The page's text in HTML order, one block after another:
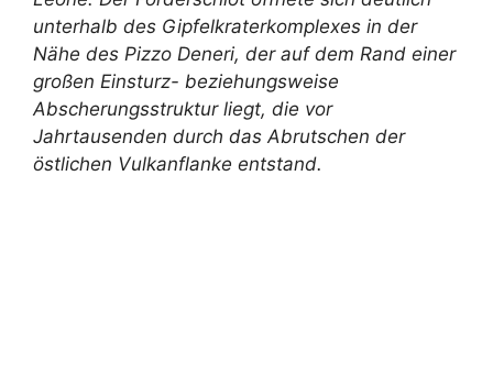
unterhalb des Gipfelkraterkomplexes in der
Nähe des Pizzo Deneri, der auf dem Rand einer
großen Einsturz- beziehungsweise
Abscherungsstruktur liegt, die vor
Jahrtausenden durch das Abrutschen der
östlichen Vulkanflanke entstand.